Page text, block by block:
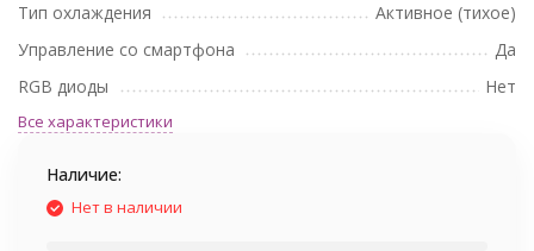
Тип охлаждения
Активное (тихое)
Управление со смартфона
Да
RGB диоды
Нет
Все характеристики
Наличие:
Нет в наличии